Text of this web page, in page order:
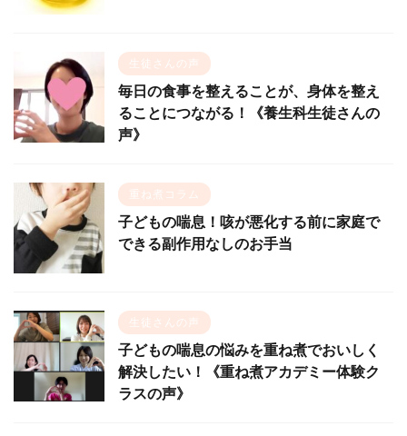
生徒さんの声
毎日の食事を整えることが、身体を整え
ることにつながる！《養生科生徒さんの
声》
重ね煮コラム
子どもの喘息！咳が悪化する前に家庭で
できる副作用なしのお手当
生徒さんの声
子どもの喘息の悩みを重ね煮でおいしく
解決したい！《重ね煮アカデミー体験ク
ラスの声》